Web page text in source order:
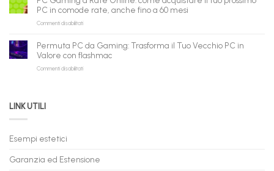
fare
qui
flashmac
per
rivenditori
in
Pronta
Consegna
Nuovi
Ricondizionati,
Spedizione
PC in comode rate, anche fino a 60 mesi
Commenti disabilitatisu
Gaming
Rate
Online:
anche
Permuta PC da Gaming: Trasforma il Tuo Vecchio PC in
Valore con flashmac
Commenti disabilitatisu
in
LINK UTILI
Esempi estetici
Garanzia ed Estensione